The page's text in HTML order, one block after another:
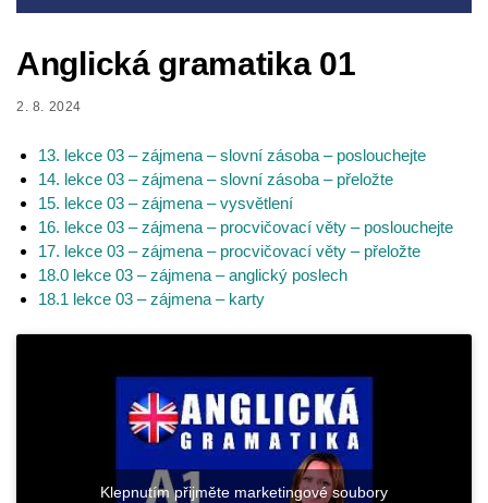
Anglická gramatika 01
2. 8. 2024
13. lekce 03 – zájmena – slovní zásoba – poslouchejte
14. lekce 03 – zájmena – slovní zásoba – přeložte
15. lekce 03 – zájmena – vysvětlení
16. lekce 03 – zájmena – procvičovací věty – poslouchejte
17. lekce 03 – zájmena – procvičovací věty – přeložte
18.0 lekce 03 – zájmena – anglický poslech
18.1 lekce 03 – zájmena – karty
Klepnutím přijměte marketingové soubory